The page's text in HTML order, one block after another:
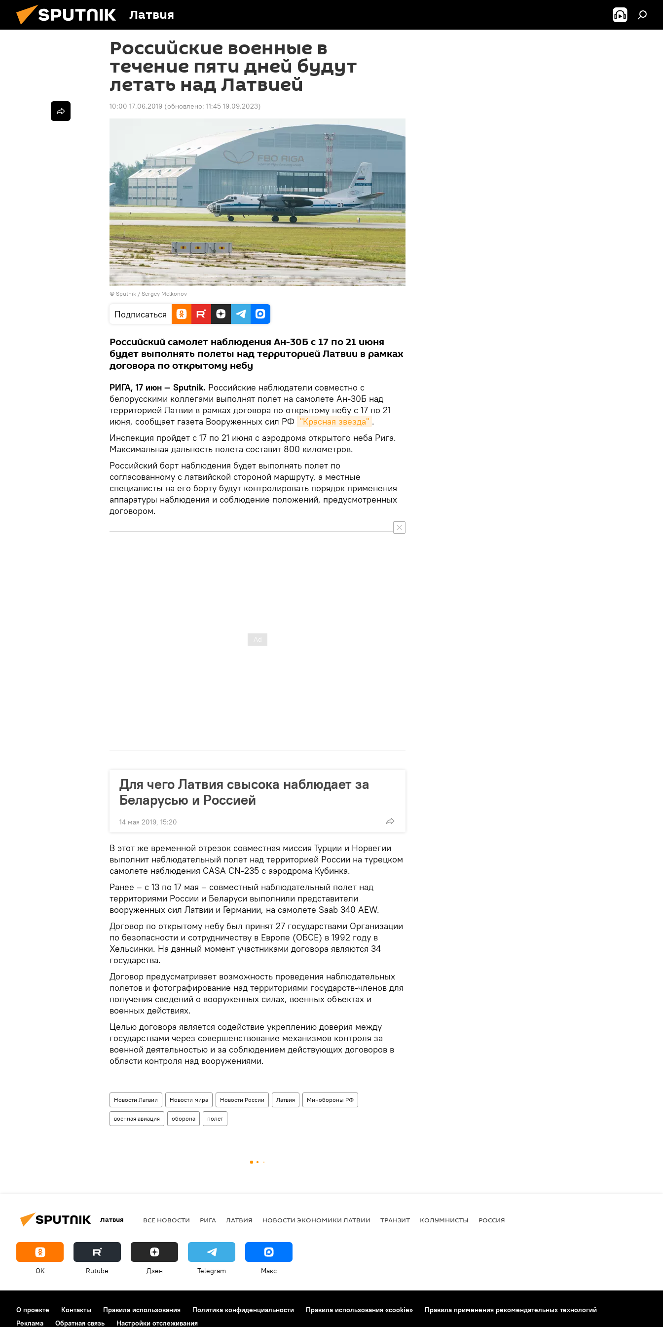
Латвия
Российские военные в
течение пяти дней будут
летать над Латвией
10:00 17.06.2019 (обновлено: 11:45 19.09.2023)
© Sputnik / Sergey Melkonov
Подписаться
Российский самолет наблюдения Ан-30Б с 17 по 21 июня
будет выполнять полеты над территорией Латвии в рамках
договора по открытому небу
РИГА, 17 июн — Sputnik. Российские наблюдатели совместно с
белорусскими коллегами выполнят полет на самолете Ан-30Б над
территорией Латвии в рамках договора по открытому небу с 17 по 21
июня, сообщает газета Вооруженных сил РФ "Красная звезда" .
Инспекция пройдет с 17 по 21 июня с аэродрома открытого неба Рига.
Максимальная дальность полета составит 800 километров.
Российский борт наблюдения будет выполнять полет по
согласованному с латвийской стороной маршруту, а местные
специалисты на его борту будут контролировать порядок применения
аппаратуры наблюдения и соблюдение положений, предусмотренных
договором.
Для чего Латвия свысока наблюдает за
Беларусью и Россией
14 мая 2019, 15:20
В этот же временной отрезок совместная миссия Турции и Норвегии
выполнит наблюдательный полет над территорией России на турецком
самолете наблюдения CASA CN-235 с аэродрома Кубинка.
Ранее – с 13 по 17 мая – совместный наблюдательный полет над
территориями России и Беларуси выполнили представители
вооруженных сил Латвии и Германии, на самолете Saab 340 AEW.
Договор по открытому небу был принят 27 государствами Организации
по безопасности и сотрудничеству в Европе (ОБСЕ) в 1992 году в
Хельсинки. На данный момент участниками договора являются 34
государства.
Договор предусматривает возможность проведения наблюдательных
полетов и фотографирование над территориями государств-членов для
получения сведений о вооруженных силах, военных объектах и
военных действиях.
Целью договора является содействие укреплению доверия между
государствами через совершенствование механизмов контроля за
военной деятельностью и за соблюдением действующих договоров в
области контроля над вооружениями.
Новости Латвии Новости мира Новости России Латвия Минобороны РФ
военная авиация оборона полет
Латвия ВСЕ НОВОСТИ РИГА ЛАТВИЯ НОВОСТИ ЭКОНОМИКИ ЛАТВИИ ТРАНЗИТ КОЛУМНИСТЫ РОССИЯ
OK Rutube Дзен Telegram Макс
О проекте Контакты Правила использования Политика конфиденциальности Правила использования «cookie»
Правила применения рекомендательных технологий
Реклама
Обратная связь Настройки отслеживания